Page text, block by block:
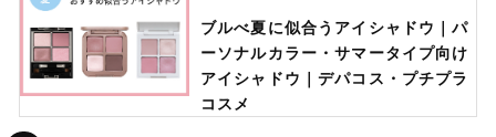
ブルべ夏に似合うアイシャドウ｜パ
ーソナルカラー・サマータイプ向け
アイシャドウ｜デパコス・プチプラ
コスメ